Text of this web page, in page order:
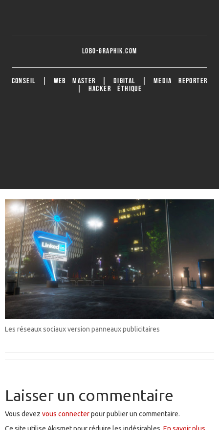
lobo-graphik.com
CONSEIL | WEB MASTER | DIGITAL | MEDIA REPORTER
| HACKER ÉTHIQUE
Les réseaux sociaux version panneaux publicitaires
Laisser un commentaire
Vous devez vous connecterpour publier un commentaire.